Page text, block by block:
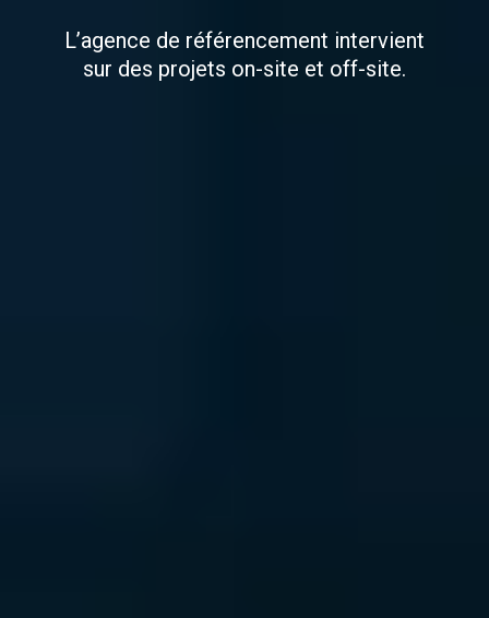
L’agence de référencement intervient
sur des projets on-site et off-site.